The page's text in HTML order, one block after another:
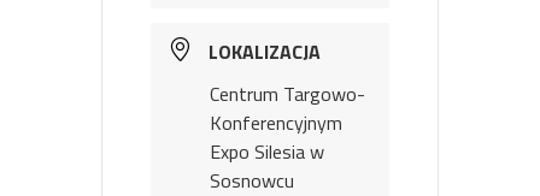
LOKALIZACJA
Centrum Targowo-
Konferencyjnym
Expo Silesia w
Sosnowcu